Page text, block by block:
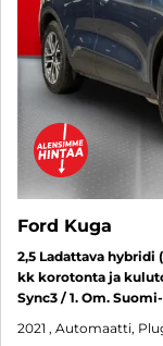
Ford Kuga
2,5 Ladattava hybridi
kk korotonta ja
Sync3 / 1. Om.
2021 , Automaatti,